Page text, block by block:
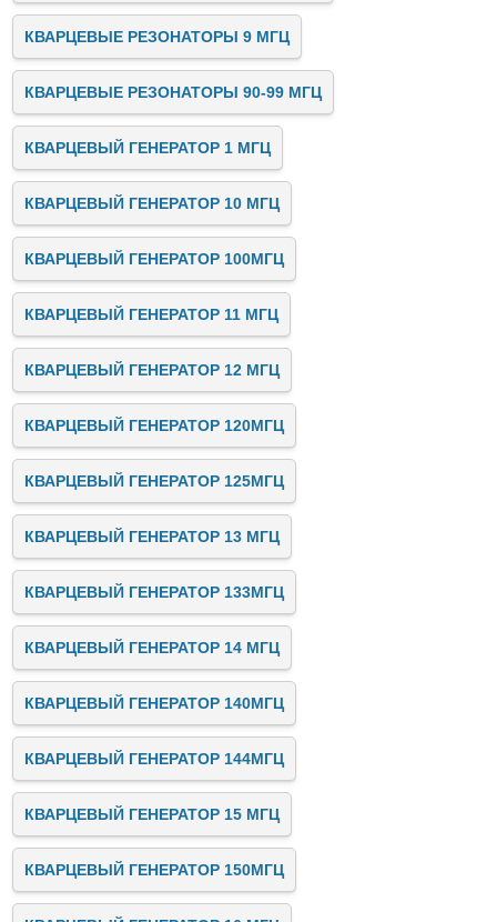
КВАРЦЕВЫЕ РЕЗОНАТОРЫ 9 МГЦ
КВАРЦЕВЫЕ РЕЗОНАТОРЫ 90-99 МГЦ
КВАРЦЕВЫЙ ГЕНЕРАТОР 1 МГЦ
КВАРЦЕВЫЙ ГЕНЕРАТОР 10 МГЦ
КВАРЦЕВЫЙ ГЕНЕРАТОР 100МГЦ
КВАРЦЕВЫЙ ГЕНЕРАТОР 11 МГЦ
КВАРЦЕВЫЙ ГЕНЕРАТОР 12 МГЦ
КВАРЦЕВЫЙ ГЕНЕРАТОР 120МГЦ
КВАРЦЕВЫЙ ГЕНЕРАТОР 125МГЦ
КВАРЦЕВЫЙ ГЕНЕРАТОР 13 МГЦ
КВАРЦЕВЫЙ ГЕНЕРАТОР 133МГЦ
КВАРЦЕВЫЙ ГЕНЕРАТОР 14 МГЦ
КВАРЦЕВЫЙ ГЕНЕРАТОР 140МГЦ
КВАРЦЕВЫЙ ГЕНЕРАТОР 144МГЦ
КВАРЦЕВЫЙ ГЕНЕРАТОР 15 МГЦ
КВАРЦЕВЫЙ ГЕНЕРАТОР 150МГЦ